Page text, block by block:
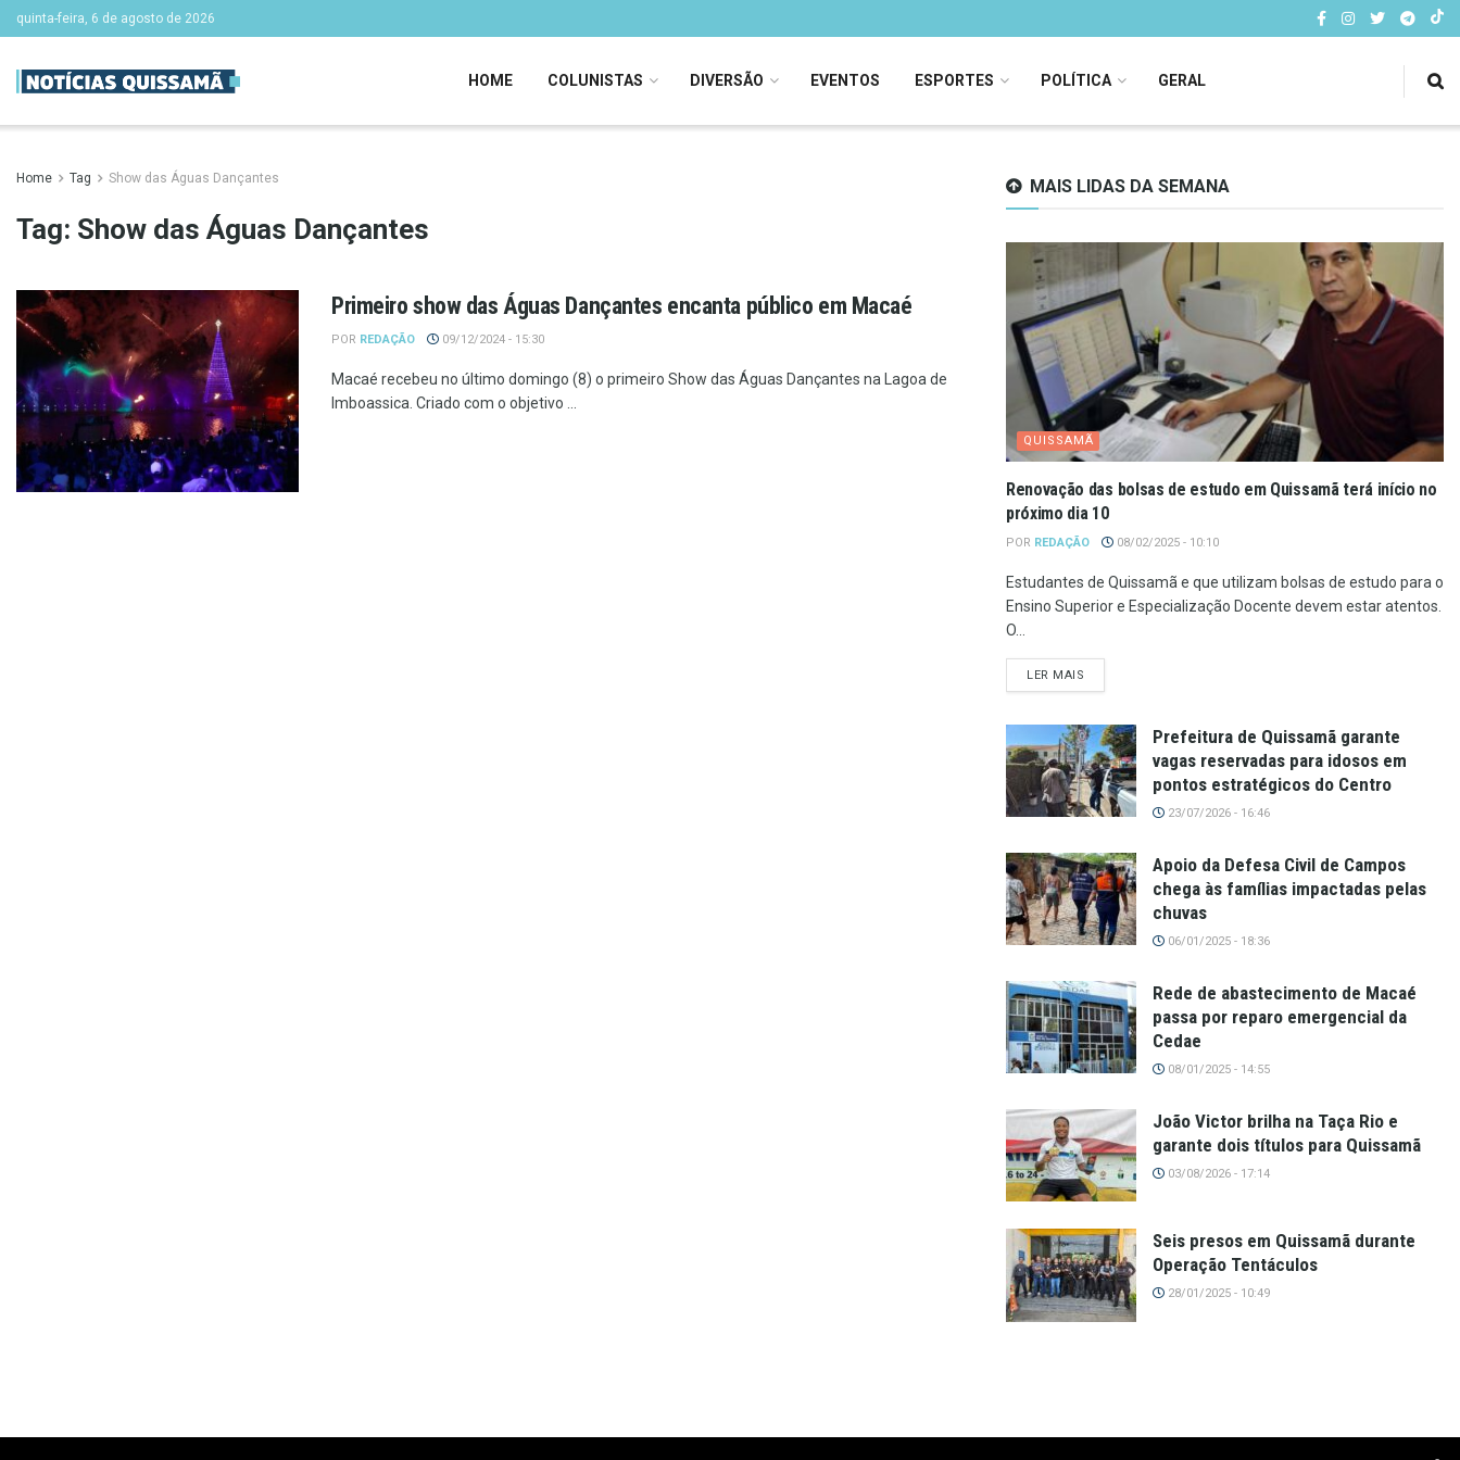
quinta-feira, 6 de agosto de 2026
HOME COLUNISTAS DIVERSÃO EVENTOS ESPORTES POLÍTICA GERAL
Home Tag Show das Águas Dançantes
Tag: Show das Águas Dançantes
Primeiro show das Águas Dançantes encanta público em Macaé
POR REDAÇÃO 09/12/2024 - 15:30
Macaé recebeu no último domingo (8) o primeiro Show das Águas Dançantes na Lagoa de
Imboassica. Criado com o objetivo ...
MAIS LIDAS DA SEMANA
QUISSAMÃ
Renovação das bolsas de estudo em Quissamã terá início no
próximo dia 10
POR REDAÇÃO 08/02/2025 - 10:10
Estudantes de Quissamã e que utilizam bolsas de estudo para o
Ensino Superior e Especialização Docente devem estar atentos.
O...
LER MAIS
Prefeitura de Quissamã garante
vagas reservadas para idosos em
pontos estratégicos do Centro
23/07/2026 - 16:46
Apoio da Defesa Civil de Campos
chega às famílias impactadas pelas
chuvas
06/01/2025 - 18:36
Rede de abastecimento de Macaé
passa por reparo emergencial da
Cedae
08/01/2025 - 14:55
João Victor brilha na Taça Rio e
garante dois títulos para Quissamã
03/08/2026 - 17:14
Seis presos em Quissamã durante
Operação Tentáculos
28/01/2025 - 10:49